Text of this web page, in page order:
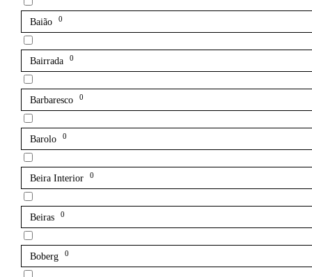
Baião 0
Bairrada 0
Barbaresco 0
Barolo 0
Beira Interior 0
Beiras 0
Boberg 0